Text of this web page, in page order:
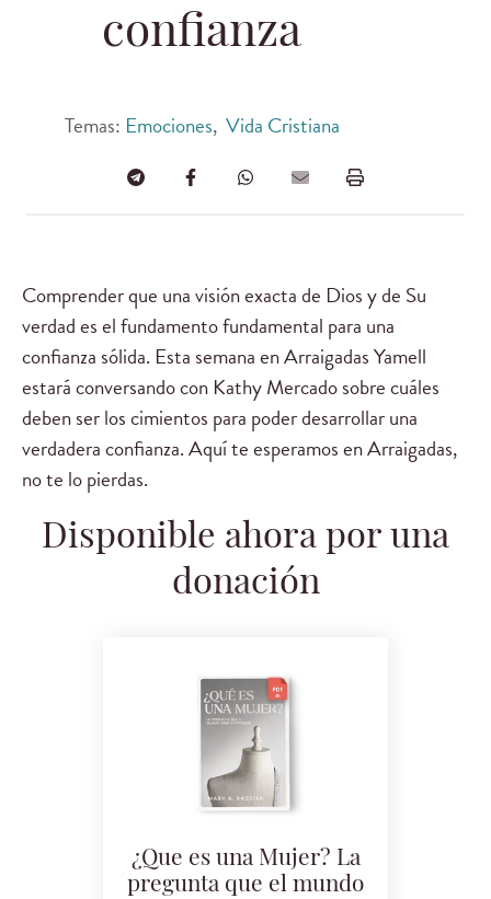
confianza
Temas: Emociones, Vida Cristiana
Comprender que una visión exacta de Dios y de Su
verdad es el fundamento fundamental para una
confianza sólida. Esta semana en Arraigadas Yamell
estará conversando con Kathy Mercado sobre cuáles
deben ser los cimientos para poder desarrollar una
verdadera confianza. Aquí te esperamos en Arraigadas,
no te lo pierdas.
Disponible ahora por una
donación
¿Que es una Mujer? La
pregunta que el mundo